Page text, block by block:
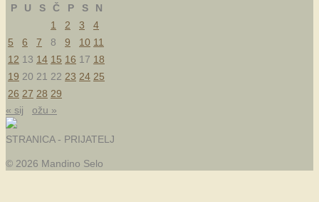
P
U S Č P S
N
1
2 3
4
5
6 7 8 9 10 11
12 13 14 15 16 17 18
19 20 21 22 23 24 25
26 27 28 29
« sij
ožu »
STRANICA - PRIJATELJ
© 2026 Mandino Selo